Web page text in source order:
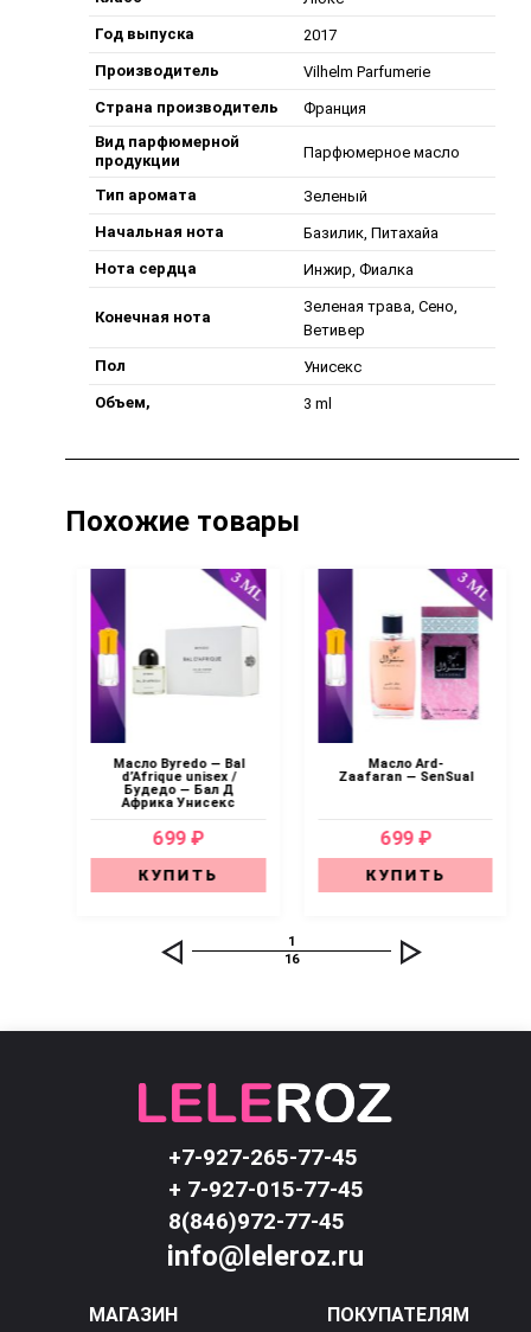
Год выпуска
2017
Производитель
Vilhelm Parfumerie
Страна производитель
Франция
Вид парфюмерной
продукции
Парфюмерное масло
Тип аромата
Зеленый
Начальная нота
Базилик, Питахайа
Нота сердца
Инжир, Фиалка
Конечная нота
Зеленая трава, Сено,
Ветивер
Пол
Унисекс
Объем,
3 ml
Похожие товары
Масло Byredo — Bal
d’Afrique unisex /
Будедо — Бал Д
Африка Унисекс
699 ₽
КУПИТЬ
Масло Ard-
Zaafaran — SenSual
699 ₽
КУПИТЬ
1
16
+7-927-265-77-45
+ 7-927-015-77-45
8(846)972-77-45
info@leleroz.ru
МАГАЗИН ПОКУПАТЕЛЯМ